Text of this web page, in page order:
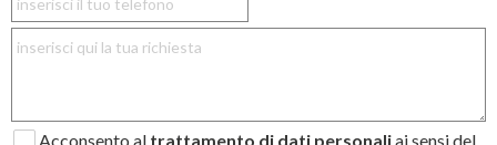
Acconsento al trattamento di dati personaliai sensi del